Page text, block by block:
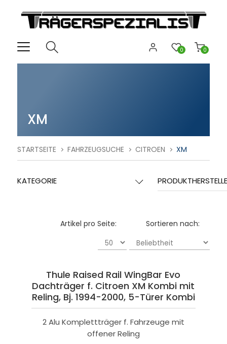
0
0
XM
STARTSEITE FAHRZEUGSUCHE CITROEN XM
KATEGORIE
Sortieren nach:
Artikel pro Seite:
Thule Raised Rail WingBar Evo
Dachträger f. Citroen XM Kombi mit
Reling, Bj. 1994-2000, 5-Türer Kombi
2 Alu Komplettträger f. Fahrzeuge mit
offener Reling